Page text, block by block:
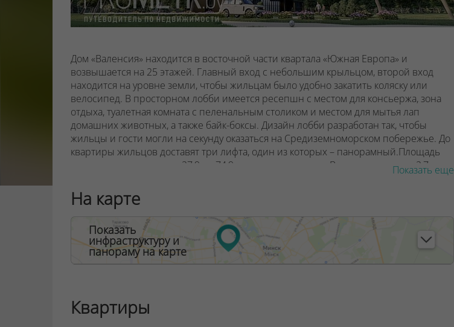
Дом «Валенсия» находится в восточной части квартала «Южная Европа» и
возвышается на 25 этажей. Главный вход с небольшим крыльцом, второй вход
находится на уровне земли, чтобы жильцам было удобно закатить коляску или
велосипед. В просторном лобби имеется ресепшн с местом для консьержа, зона
отдыха, туалетная комната с пеленальным столиком и местом для мытья лап
домашних животных, а также байк-боксы. Дизайн лобби разработан так, чтобы
жильцы и гости могли на секунду оказаться на Средиземноморском побережье. До
квартиры жильцов доставят три лифта, один из которых – панорамный.Площадь
квартир варьируется от 27,9 до 74,9 квадратных метров. Высота потолков – 2,7
Все квартиры со свободной планировкой: только вам решать, сколько будет
комнат и какого они будут размера.
Валенсия – это синоним солнца. Без солнца не останутся и жильцы одноименного
дома: панорамные окна увеличивают количество естественного света в квартире в
2 раза. Даже в самой маленькой квартире обязательно есть два оконных проема.
Все окна обеспечивают микровентиляцию при закрытых створках, шумозащиту и
оснащены детскими замками безопасности. Кроме функциональных характеристик
разделенные между собой стеклянными перегородками. Каждая терраса частично
защищена козырьком, так что солнце будет проникать внутрь, но от него всегда
Показать еще
На карте
Показать
инфраструктуру и
панораму на карте
Квартиры